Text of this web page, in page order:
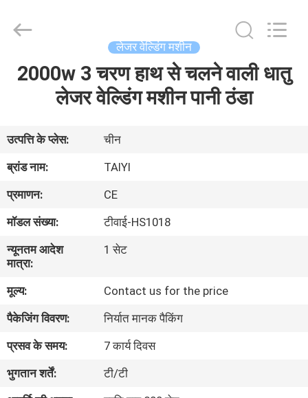
घर
वीडियो
हमारे
बारे
में
कारखाना
भ्रमण
संपर्क
करें
Company
Limited.
Reserved.
लेजर वेल्डिंग मशीन
2000w 3 चरण हाथ से चलने वाली धातु
लेजर वेल्डिंग मशीन पानी ठंडा
उत्पत्ति के प्लेस:
चीन
ब्रांड नाम:
TAIYI
प्रमाणन:
CE
मॉडल संख्या:
टीवाई-HS1018
न्यूनतम आदेश
मात्रा:
1 सेट
मूल्य:
Contact us for the price
पैकेजिंग विवरण:
निर्यात मानक पैकिंग
प्रसव के समय:
7 कार्य दिवस
भुगतान शर्तें:
टी/टी